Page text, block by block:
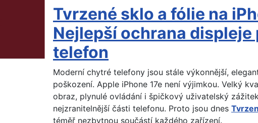
Tvrzené sklo a fólie na
Nejlepší ochrana displeje
telefon
Moderní chytré telefony jsou stále výkonnější,
poškození. Apple iPhone 17e není výjimkou. Velký
obraz, plynulé ovládání i špičkový uživatelský
nejzranitelnější části telefonu. Proto jsou dnes
téměř nezbytnou součástí každého zařízení.